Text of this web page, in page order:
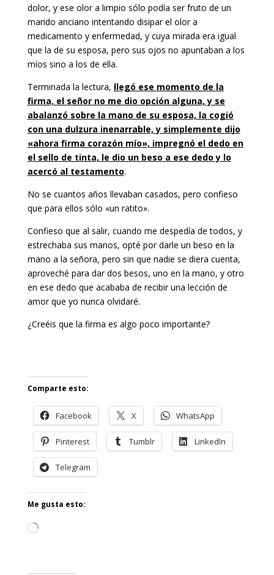
dolor, y ese olor a limpio sólo podía ser fruto de un
marido anciano intentando disipar el olor a
medicamento y enfermedad, y cuya mirada era igual
que la de su esposa, pero sus ojos no apuntaban a los
míos sino a los de ella.
Terminada la lectura, llegó ese momento de la
firma, el señor no me dio opción alguna, y se
abalanzó sobre la mano de su esposa, la cogió
con una dulzura inenarrable, y simplemente dijo
«ahora firma corazón mío», impregnó el dedo en
el sello de tinta, le dio un beso a ese dedo y lo
acercó al testamento.
No se cuantos años llevaban casados, pero confieso
que para ellos sólo «un ratito».
Confieso que al salir, cuando me despedía de todos, y
estrechaba sus manos, opté por darle un beso en la
mano a la señora, pero sin que nadie se diera cuenta,
aproveché para dar dos besos, uno en la mano, y otro
en ese dedo que acababa de recibir una lección de
amor que yo nunca olvidaré.
¿Creéis que la firma es algo poco importante?
Comparte esto:
Facebook X WhatsApp
Pinterest Tumblr LinkedIn
Telegram
Me gusta esto:
Cargando...